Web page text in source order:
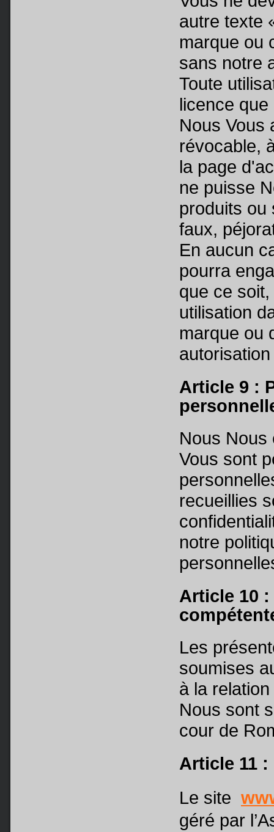
autre texte
marque ou
sans notre
Toute
licence
Nous Vous
révocable,
la page
ne puisse
produits ou
faux,
En aucun
pourra
que ce
utilisation
marque ou
Article 9 :
Nous Nous
Vous sont
recueillies
notre
Article 10
Les
soumises
à la
Nous sont
cour de
Article 11
Le site
géré par